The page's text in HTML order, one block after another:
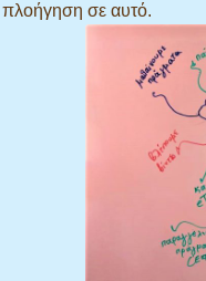
πλοήγηση σε αυτό.